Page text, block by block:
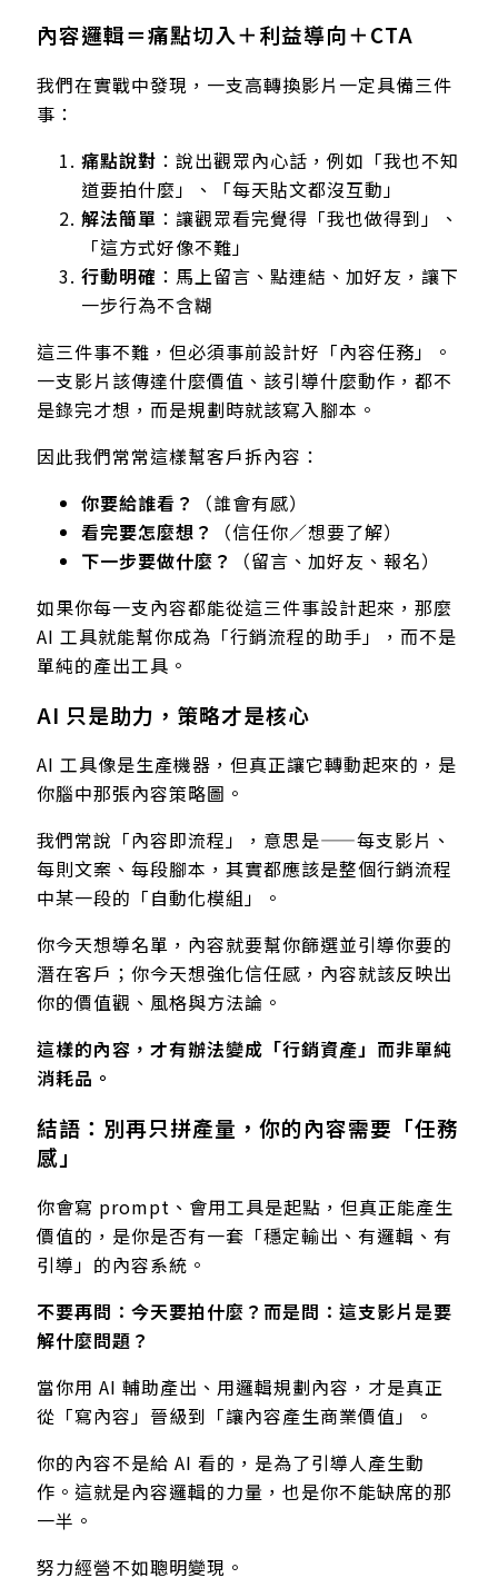
內容邏輯＝痛點切入＋利益導向＋CTA
我們在實戰中發現，一支高轉換影片一定具備三件
事：
痛點說對 ：說出觀眾內心話，例如「我也不知
道要拍什麼」、「每天貼文都沒互動」
解法簡單 ：讓觀眾看完覺得「我也做得到」、
「這方式好像不難」
行動明確 ：馬上留言、點連結、加好友，讓下
一步行為不含糊
這三件事不難，但必須事前設計好「內容任務」。
一支影片該傳達什麼價值、該引導什麼動作，都不
是錄完才想，而是規劃時就該寫入腳本。
因此我們常常這樣幫客戶拆內容：
你要給誰看？
（誰會有感）
看完要怎麼想？
（信任你／想要了解）
下一步要做什麼？
（留言、加好友、報名）
如果你每一支內容都能從這三件事設計起來，那麼
AI 工具就能幫你成為「行銷流程的助手」，而不是
單純的產出工具。
AI 只是助力，策略才是核心
AI 工具像是生產機器，但真正讓它轉動起來的，是
你腦中那張內容策略圖。
我們常說「內容即流程」，意思是——每支影片、
每則文案、每段腳本，其實都應該是整個行銷流程
中某一段的「自動化模組」。
你今天想導名單，內容就要幫你篩選並引導你要的
潛在客戶；你今天想強化信任感，內容就該反映出
你的價值觀、風格與方法論。
這樣的內容，才有辦法變成「行銷資產」而非單純
消耗品。
結語：別再只拼產量，你的內容需要「任務
感」
你會寫 prompt、會用工具是起點，但真正能產生
價值的，是你是否有一套「穩定輸出、有邏輯、有
引導」的內容系統。
不要再問：今天要拍什麼？而是問：這支影片是要
解什麼問題？
當你用 AI 輔助產出、用邏輯規劃內容，才是真正
從「寫內容」晉級到「讓內容產生商業價值」。
你的內容不是給 AI 看的，是為了引導人產生動
作。這就是內容邏輯的力量，也是你不能缺席的那
一半。
努力經營不如聰明變現。